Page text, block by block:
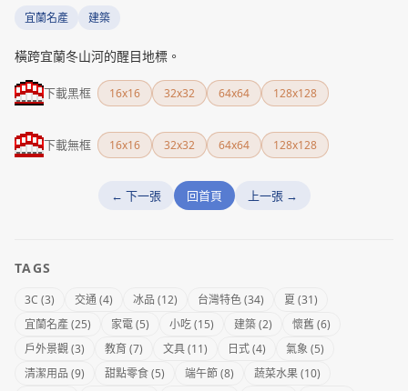
宜蘭名產 建築
橫跨宜蘭冬山河的醒目地標。
下載黑框 16x16 32x32 64x64 128x128
下載無框 16x16 32x32 64x64 128x128
← 下一張 回首頁 上一張 →
TAGS
3C (3) 交通 (4) 冰品 (12) 台灣特色 (34)
夏 (31)
宜蘭名產 (25)
家電 (5) 小吃 (15) 建築 (2)
懷舊 (6)
戶外景觀 (3)
教育 (7) 文具 (11) 日式 (4)
氣象 (5)
清潔用品 (9)
甜點零食 (5) 端午節 (8)
蔬菜水果 (10)